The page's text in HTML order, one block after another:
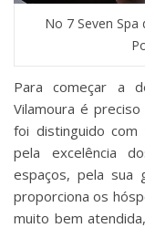
No 7 Seven
Para começar a
Vilamoura é
foi distinguido com
pela excelência
espaços, pela sua
proporciona os
muito bem